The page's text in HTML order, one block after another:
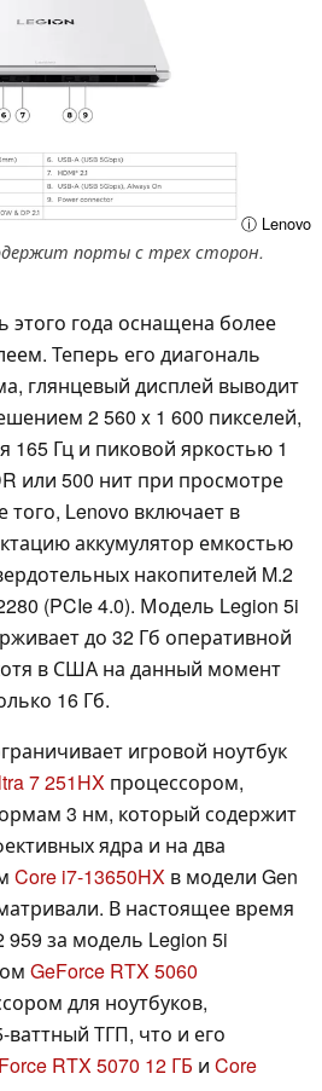
ⓘ Lenovo
порты с трех сторон.
этого года оснащена более
Теперь его диагональ
глянцевый дисплей выводит
2 560 x 1 600 пикселей,
165 Гц и пиковой яркостью 1
или 500 нит при просмотре
того, Lenovo включает в
аккумулятор емкостью
накопителей M.2
(PCIe 4.0). Модель Legion 5i
до 32 Гб оперативной
в США на данный момент
16 Гб.
игровой ноутбук
7 251HX процессором,
3 нм, который содержит
ядра и на два
Core i7-13650HX в модели Gen
В настоящее время
959 за модель Legion 5i
GeForce RTX 5060
для ноутбуков,
ТГП, что и его
RTX 5070 12 ГБ и Core